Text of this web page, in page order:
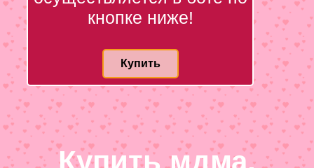
кнопке ниже!
Купить